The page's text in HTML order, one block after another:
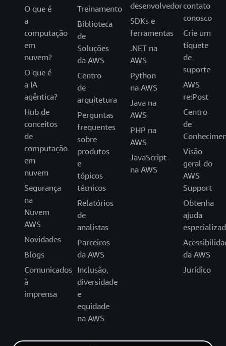
O que é
a
computação
em
nuvem?
O que é
a IA
agêntica?
Hub de
conceitos
de
computação
em
nuvem
Segurança
na
Nuvem
AWS
Novidades
Blogs
Comunicados
à
imprensa
Treinamento
Biblioteca
de
Soluções
da AWS
Centro
de
arquitetura
Perguntas
frequentes
sobre
produtos
e
tópicos
técnicos
Relatórios
de
analistas
Parceiros
da AWS
Inclusão,
diversidade
e
equidade
na AWS
desenvolvedor
SDKs e
ferramentas
.NET na
AWS
Python
na AWS
Java na
AWS
PHP na
AWS
JavaScript
na AWS
contato
conosco
Crie um
tíquete
de
suporte
AWS
re:Post
Centro
de
Visão
geral do
AWS
Support
Obtenha
ajuda
da AWS
Jurídico